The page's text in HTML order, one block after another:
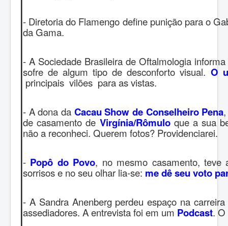
- Diretoria do Flamengo define punição para o
da Gama.
- A Sociedade Brasileira de Oftalmologia
sofre de algum tipo de desconforto visual. O
principais vilões para as vistas.
- A dona da Cacau Show de Conselheiro Pena
de casamento de Virgínia/Rômuloque a sua
não a reconheci. Querem fotos? Providenciarei.
- Popô do Povo, no mesmo casamento,
sorrisos e no seu olhar lia-se: me dê seu voto
- A Sandra Anenberg perdeu espaço na
assediadores. A entrevista foi em um Podcast. O